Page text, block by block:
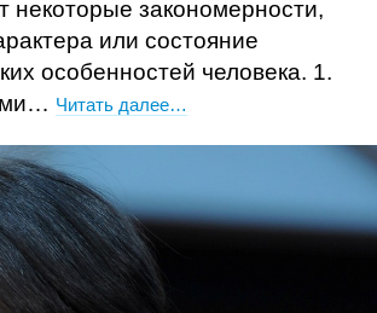
закономерности,
или состояние
особенностей человека. 1.
Читать далее…